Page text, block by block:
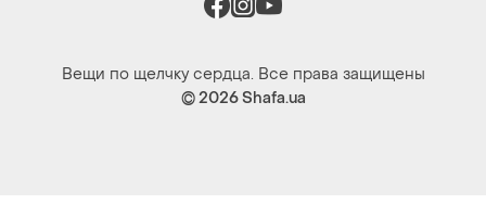
Вещи по щелчку сердца. Все права защищены
© 2026Shafa.ua